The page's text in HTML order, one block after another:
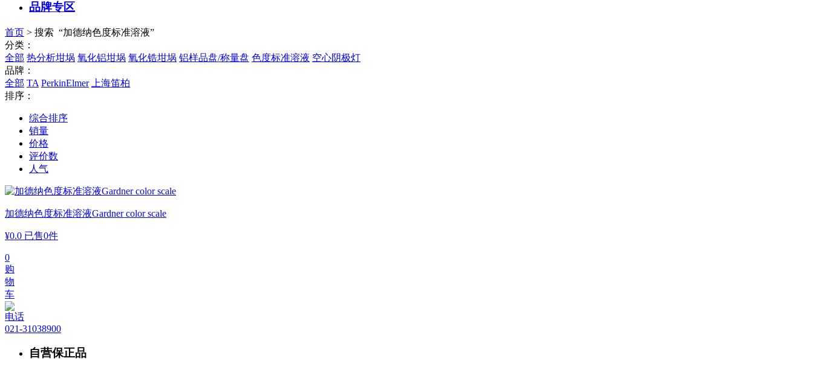
品牌专区
首页 > 搜索 “加德纳色度标准溶液”
分类：
全部 热分析坩埚 氧化铝坩埚 氧化锆坩埚 铝样品盘/称量盘 色度标准溶液 空心阴极灯
品牌：
全部 TA PerkinElmer
上海笛柏
排序：
综合排序
销量
价格
评价数
人气
加德纳色度标准溶液Gardner color scale
¥0.0 已售0件
0
购
物
车
电话
021-31038900
自营保正品